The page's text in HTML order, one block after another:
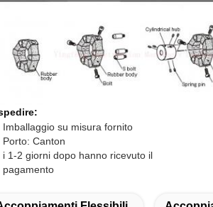
Imballaggio su misura fornito
Porto: Canton
i 1-2 giorni dopo hanno ricevuto il
pagamento